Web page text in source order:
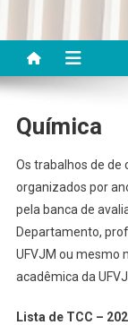
DEAD
Química
Os trabalhos de de
organizados por
pela banca de
Departamento,
UFVJM ou mesmo
acadêmica da
Lista de TCC –